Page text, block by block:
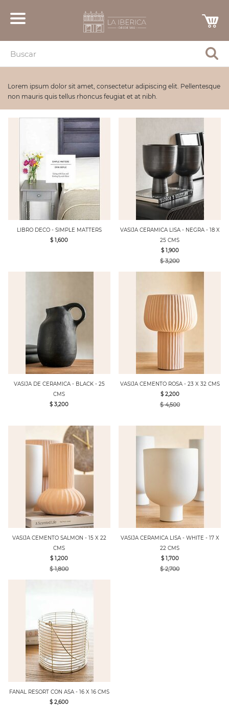
Lorem ipsum dolor sit amet, consectetur adipiscing elit. Pellentesque
non mauris quis tellus rhoncus feugiat et at nibh.
LIBRO DECO - SIMPLE MATTERS
$ 1,600
VASIJA CERAMICA LISA - NEGRA - 18 X
25 CMS
$ 1,900
$ 3,200
VASIJA DE CERAMICA - BLACK - 25
CMS
$ 3,200
VASIJA CEMENTO ROSA - 23 X 32 CMS
$ 2,200
$ 4,500
VASIJA CEMENTO SALMON - 15 X 22
CMS
$ 1,200
$ 1,800
VASIJA CERAMICA LISA - WHITE - 17 X
22 CMS
$ 1,700
$ 2,700
FANAL RESORT CON ASA - 16 X 16 CMS
$ 2,600